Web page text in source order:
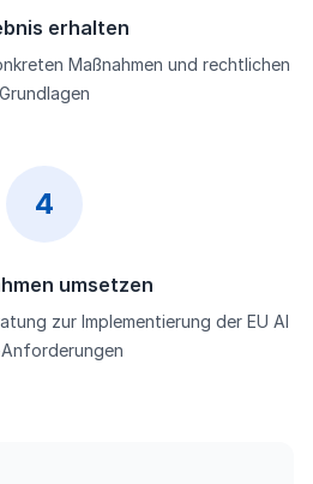
erhalten
Maßnahmen und rechtlichen
Grundlagen
4
umsetzen
zur Implementierung der EU AI